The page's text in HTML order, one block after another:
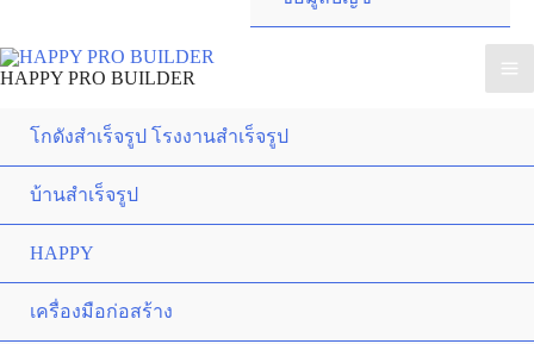
HAPPY PRO BUILDER
โกดังสำเร็จรูป โรงงานสำเร็จรูป
บ้านสำเร็จรูป
HAPPY
เครื่องมือก่อสร้าง